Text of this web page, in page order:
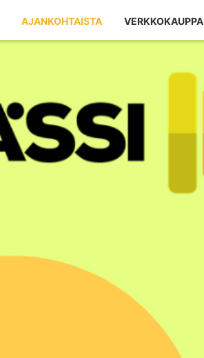
AJANKOHTAISTA VERKKOKAUPPA